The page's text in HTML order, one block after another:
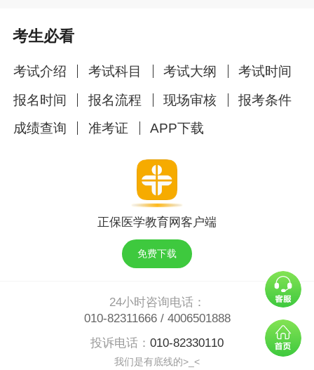
四、医学微生物学：
《医学微生物学》考试大纲免费下载
五、医学免疫学：（新版）2025年临床执业医
师考试《医学免疫学》考试大纲
学》考试大纲完整版下载
2025年临床执业医师考试
《病理生理学》考试大纲免费下载
免费下载：2025年临床执业医师
考试《药理学》考试大纲
【新版】2025年临
床执业医师考试《预防医学综合》考试大纲
（完整版）2025年
临床执业医师考试《临床医学综合》考试大纲
考生必看
考试介绍 考试科目 考试大纲
考试时间
报名时间
报名流程 现场审核
报考条件
成绩查询
准考证 APP下载
正保医学教育网客户端
免费下载
24小时咨询电话：
010-82311666/ 4006501888
投诉电话： 010-82330110
我们是有底线的>_<